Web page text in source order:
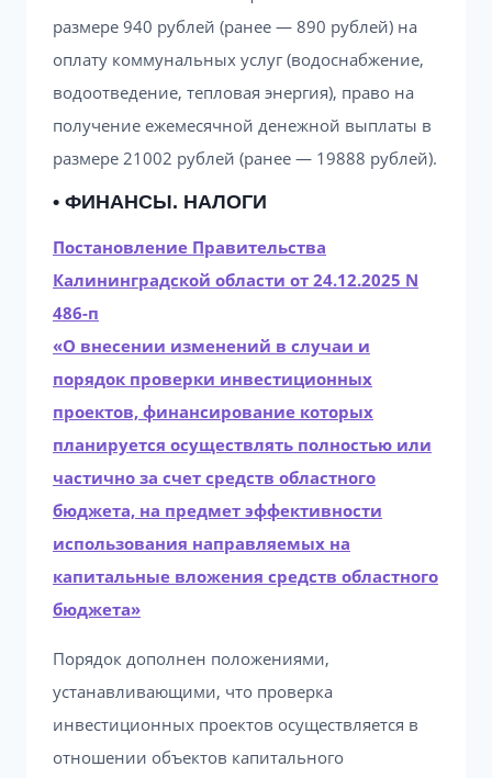
размере 940 рублей (ранее — 890 рублей) на
оплату коммунальных услуг (водоснабжение,
водоотведение, тепловая энергия), право на
получение ежемесячной денежной выплаты в
размере 21002 рублей (ранее — 19888 рублей).
• ФИНАНСЫ. НАЛОГИ
Постановление Правительства
Калининградской области от 24.12.2025 N
486-п
«О внесении изменений в случаи и
порядок проверки инвестиционных
проектов, финансирование которых
планируется осуществлять полностью или
частично за счет средств областного
бюджета, на предмет эффективности
использования направляемых на
капитальные вложения средств областного
бюджета»
Порядок дополнен положениями,
устанавливающими, что проверка
инвестиционных проектов осуществляется в
отношении объектов капитального